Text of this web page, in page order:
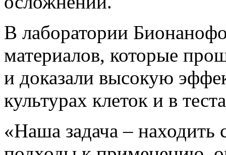
В лаборатории
материалов, которые
и доказали высокую
культурах клеток и в
«Наша задача –